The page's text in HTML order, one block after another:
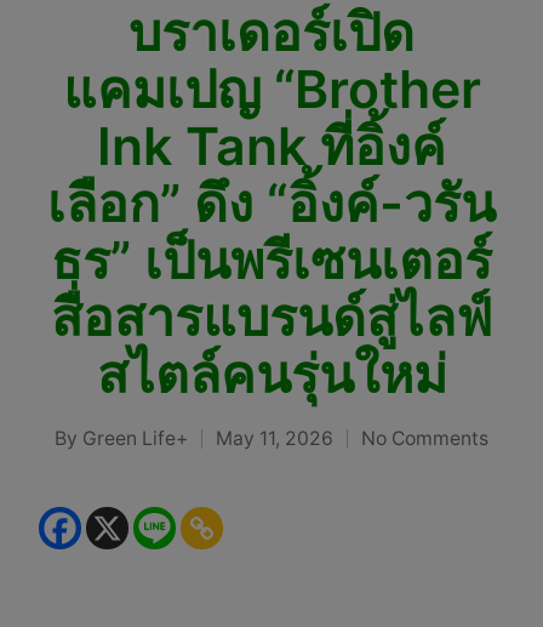
บราเดอร์เปิด
แคมเปญ “Brother
Ink Tank ที่อิ้งค์
เลือก” ดึง “อิ้งค์-วรัน
ธร” เป็นพรีเซนเตอร์
สื่อสารแบรนด์สู่ไลฟ์
สไตล์คนรุ่นใหม่
Posted
By Green Life+ May 11, 2026 No Comments